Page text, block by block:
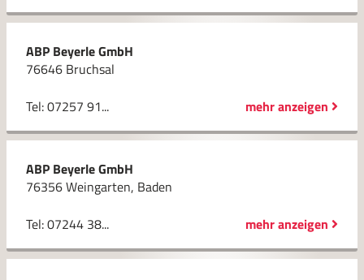
ABP Beyerle GmbH
76646 Bruchsal
Tel: 07257 91...
mehr anzeigen
ABP Beyerle GmbH
76356 Weingarten, Baden
Tel: 07244 38...
mehr anzeigen